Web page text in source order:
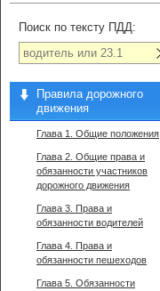
Поиск по тексту ПДД:
Правила дорожного
движения
Глава 1. Общие положения
Глава 2. Общие права и
обязанности участников
дорожного движения
Глава 3. Права и
обязанности водителей
Глава 4. Права и
обязанности пешеходов
Глава 5. Обязанности